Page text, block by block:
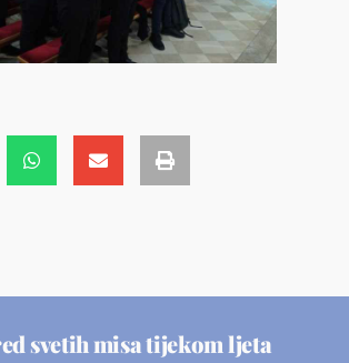
svetih misa tijekom ljeta